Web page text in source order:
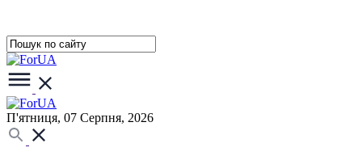
П'ятниця, 07 Серпня, 2026